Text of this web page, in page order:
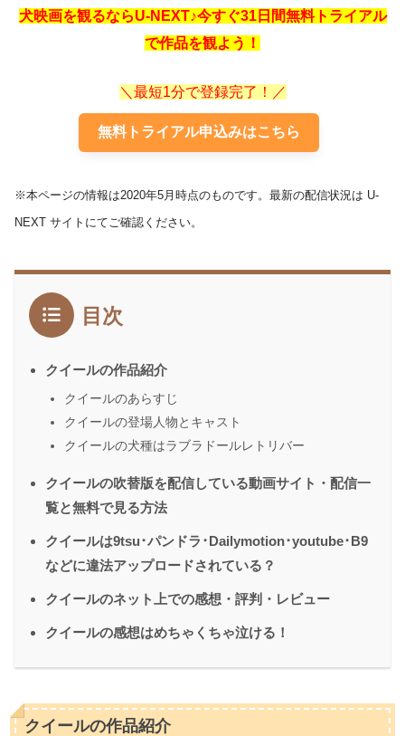
犬映画を観るならU-NEXT♪今すぐ31日間無料トライアル
で作品を観よう！
＼最短1分で登録完了！／
無料トライアル申込みはこちら
※本ページの情報は2020年5月時点のものです。最新の配信状況は U-
NEXT サイトにてご確認ください。
目次
クイールの作品紹介
クイールのあらすじ
クイールの登場人物とキャスト
クイールの犬種はラブラドールレトリバー
クイールの吹替版を配信している動画サイト・配信一
覧と無料で見る方法
クイールは9tsu･パンドラ･Dailymotion･youtube･B9
などに違法アップロードされている？
クイールのネット上での感想・評判・レビュー
クイールの感想はめちゃくちゃ泣ける！
クイールの作品紹介